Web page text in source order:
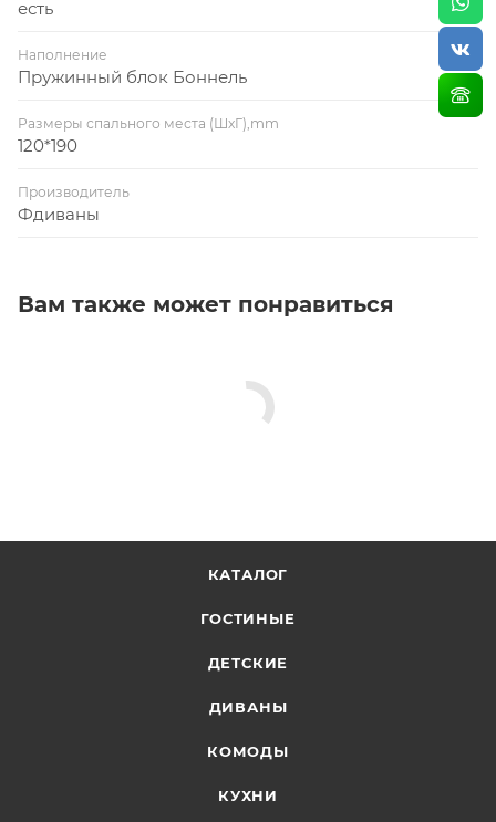
есть
Наполнение
Пружинный блок Боннель
Размеры спального места (ШхГ),mm
120*190
Производитель
Фдиваны
Вам также может понравиться
КАТАЛОГ
ГОСТИНЫЕ
ДЕТСКИЕ
ДИВАНЫ
КОМОДЫ
КУХНИ